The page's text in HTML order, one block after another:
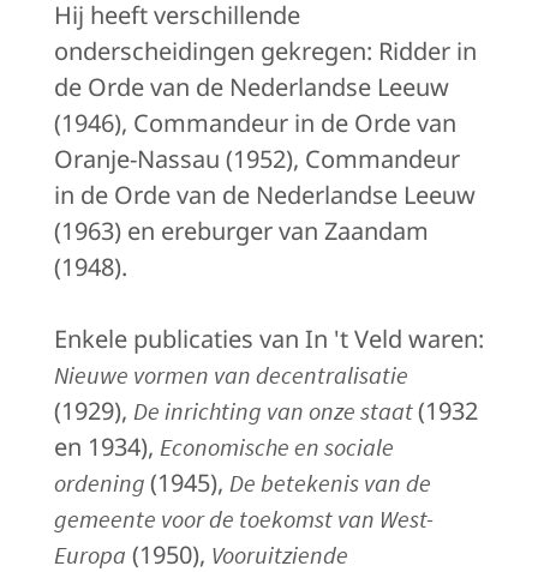
Hij heeft verschillende
onderscheidingen gekregen: Ridder in
de Orde van de Nederlandse Leeuw
(1946), Commandeur in de Orde van
Oranje-Nassau (1952), Commandeur
in de Orde van de Nederlandse Leeuw
(1963) en ereburger van Zaandam
(1948).
Enkele publicaties van In 't Veld waren:
Nieuwe vormen van decentralisatie
(1929), De inrichting van onze staat(1932
en 1934), Economische en sociale
ordening (1945), De betekenis van de
gemeente voor de toekomst van West-
Europa (1950), Vooruitziende